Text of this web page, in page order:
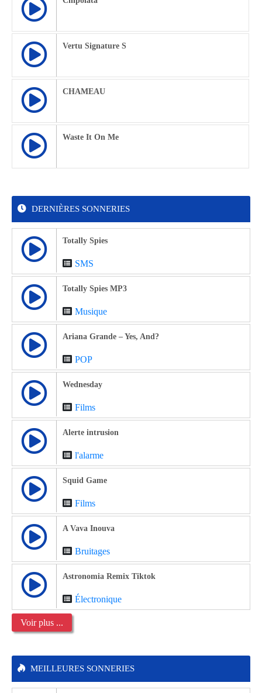
Vertu Signature S
CHAMEAU
Waste It On Me
DERNIÈRES SONNERIES
Totally Spies
SMS
Totally Spies MP3
Musique
Ariana Grande – Yes, And?
POP
Wednesday
Films
Alerte intrusion
l'alarme
Squid Game
Films
A Vava Inouva
Bruitages
Astronomia Remix Tiktok
Électronique
Voir plus ...
MEILLEURES SONNERIES